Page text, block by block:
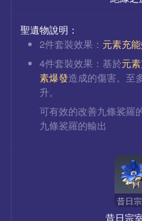
聖遺物說明：
2件套裝效果： 元素充
4件套裝效果：基於元
素爆發造成的傷害。至
升。
可有效的改善九條裟羅
九條裟羅的輸出
昔日宗